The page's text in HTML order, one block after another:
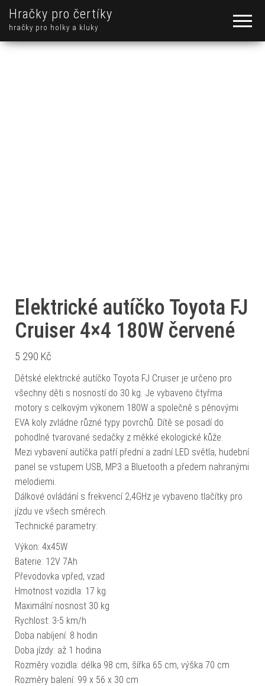
Hračky pro čertíky
hračky pro holky a kluky
Elektrické autíčko Toyota FJ
Cruiser 4×4 180W červené
5 290 Kč
Dětské elektrické autíčko Toyota FJ Cruiser je určeno pro
všechny děti s nosností do 30 kg. Je vybaveno čtyřma
motory s celkovým výkonem 180W a společně s pěnovými
EVA koly zvládne různé typy povrchů. Dítě se posadí do
pohodlně tvarované sedačky z měkké ekologické kůže.
Mezi vybavení autíčka patří přední a zadní LED světla, hudební
panel se vstupem USB, MP3 a Bluetooth a předem nahranými
melodiemi.
Dálkové ovládání s frekvencí 2,4GHz je vybaveno tlačítky pro
jízdu ve všech směrech.
Technické parametry:
Výkon: 4x45W
Baterie: 12V 7Ah
Převodovka vpřed, vzad
Hmotnost vozidla: 17 kg
Maximální nosnost 30 kg
Rychlost: 3-5 km/h
Doba nabíjení: 8 hodin
Doba jízdy: až 1 hodina
Rozměry vozidla: délka 98 cm, šířka 65 cm, výška 70 cm
Rozměry balení: 99 x 56 x 30 cm